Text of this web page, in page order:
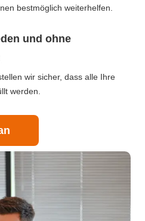
bestmöglich weiterhelfen.
und ohne
wir sicher, dass alle Ihre
werden.